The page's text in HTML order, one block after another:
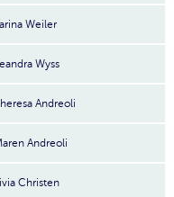
Weiler
Wyss
Andreoli
Andreoli
Christen